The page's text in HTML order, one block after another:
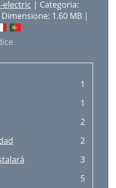
electric | Categoria:
1.60 MB |
1
1
2
2
3
5